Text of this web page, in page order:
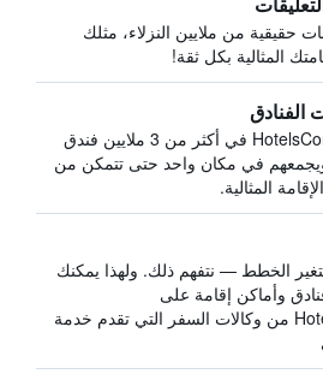
حقيقية من ملايين النزلاء، مثلك
المثالية بكل ثقة!
يبحث HotelsCombined في أكثر من 3 ملايين فندق
في مكان واحد حتى تتمكن من
المثالية.
الخطط — نتفهم ذلك. ولهذا يمكنك
وأماكن إقامة على
HotelsCombined من وكالات السفر التي تقدم خدمة